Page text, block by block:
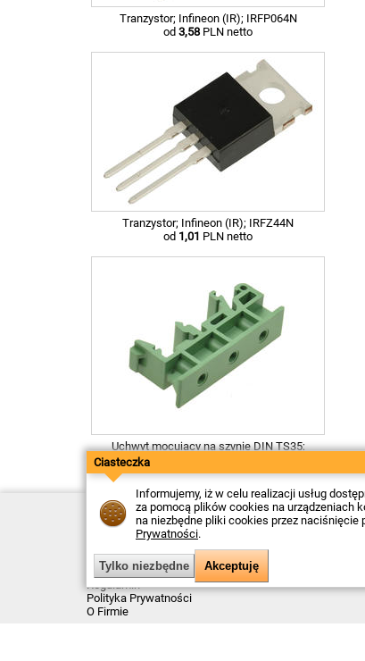
Tranzystor; Infineon (IR); IRFP064N
od 3,58 PLN netto
Tranzystor; Infineon (IR); IRFZ44N
od 1,01 PLN netto
Uchwyt mocujący na szynie DIN TS35;
od1,93PLN netto
Kontakt
Dostawa
Zwroty
Reklamacje
Regulamin
Polityka Prywatności
O Firmie
Ciasteczka
Informujemy, iż w celu realizacji usług
za pomocą plików cookies na urządzeniach
na niezbędne pliki cookies przez
Prywatności.